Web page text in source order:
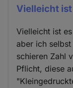
Vielleicht
Vielleicht ist
aber ich
schieren Zahl
Pflicht, diese